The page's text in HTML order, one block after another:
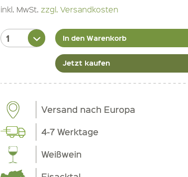
inkl. MwSt. zzgl. Versandkosten
In den Warenkorb
Jetzt kaufen
Versand nach Europa
4-7 Werktage
Weißwein